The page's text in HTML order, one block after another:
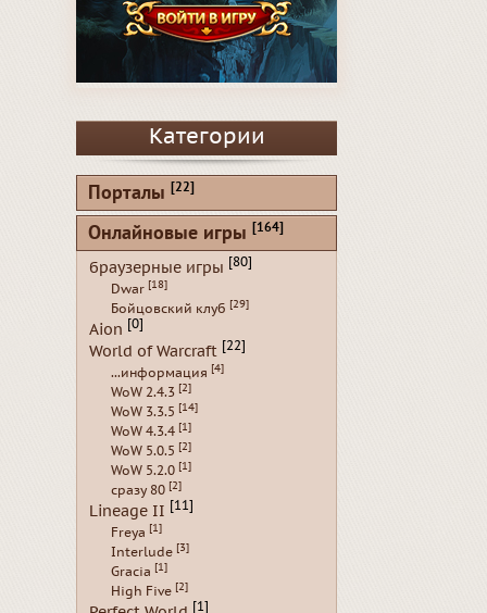
Категории
Порталы [22]
Онлайновые игры [164]
браузерные игры [80]
Dwar [18]
Бойцовский клуб [29]
Aion [0]
World of Warcraft [22]
...информация [4]
WoW 2.4.3 [2]
WoW 3.3.5 [14]
WoW 4.3.4 [1]
WoW 5.0.5 [2]
WoW 5.2.0 [1]
сразу 80 [2]
Lineage II [11]
Freya [1]
Interlude [3]
Gracia [1]
High Five [2]
[1]